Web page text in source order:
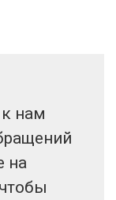
нам
на